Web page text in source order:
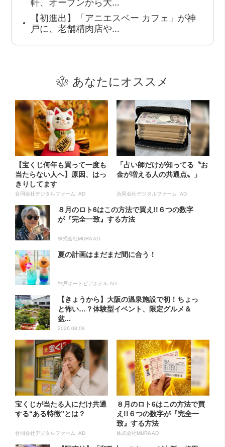
【初進出】「アニエスベー カフェ」が神
戸に、老舗精肉店や…
あなたにオススメ
【宝くじ何年も買って一度も
当たらない人へ】原因、はっ
きりしてます
合同会社デジタルファーム AD
「占い師だけが知ってる〝お
金が増える人の共通点〟」
合同会社デジタルファーム AD
８月のロト6はこの方法で買え!!６つの数字
が『完全一致』する方法
株式会社MURA AD
夏の計画はまだまだ間に合う！
神戸ポートピアホテル AD
【きょうから】大阪の温泉施設で初！ちょっ
と怖い…？体験型イベント、限定グルメ＆
盆...
2026.08.08
宝くじが当たる人にだけ共通
する“ある特徴”とは？
合同会社デジタルファーム AD
８月のロト6はこの方法で買
え!!６つの数字が『完全一
致』する方法
株式会社MURA AD